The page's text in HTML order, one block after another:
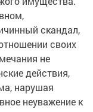
скандал,
своих
не
действия,
нарушая
неуважение к